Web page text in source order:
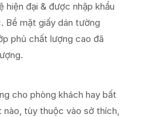
hiện đại & được nhập khẩu
Bề mặt giấy dán tường
phủ chất lượng cao đã
cho phòng khách hay bất
nào, tùy thuộc vào sở thích,